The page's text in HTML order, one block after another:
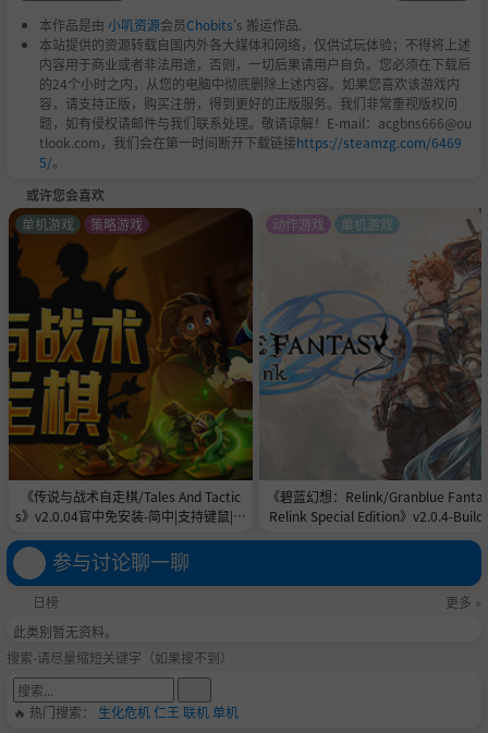
本作品是由 小叽资源会员Chobits's 搬运作品.
本站提供的资源转载自国内外各大媒体和网络，仅供试玩体验；不得将上述
内容用于商业或者非法用途，否则，一切后果请用户自负。您必须在下载后
的24个小时之内，从您的电脑中彻底删除上述内容。如果您喜欢该游戏内
容，请支持正版，购买注册，得到更好的正版服务。我们非常重视版权问
题，如有侵权请邮件与我们联系处理。敬请谅解！E-mail：acgbns666@ou
tlook.com，我们会在第一时间断开下载链接https://steamzg.com/6469
5/。
或许您会喜欢
《传说与战术自走棋/Tales And Tactic
s》v2.0.04官中免安装-简中|支持键鼠|容
单机游戏 策略游戏
《碧蓝幻想：Relink/Granblue
Relink Special Edition》v2.0.4-Build
动作游戏 单机游戏
参与讨论聊一聊
日榜
更多 »
此类别暂无资料。
搜索-请尽量缩短关键字（如果搜不到）
🔥 热门搜索： 生化危机仁王 联机单机